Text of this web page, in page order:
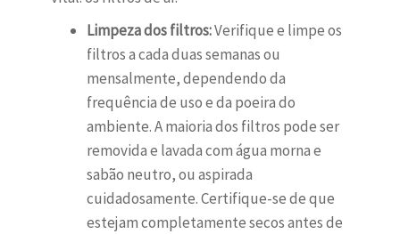
Limpeza dos filtros:Verifique e limpe os
filtros a cada duas semanas ou
mensalmente, dependendo da
frequência de uso e da poeira do
ambiente. A maioria dos filtros pode ser
removida e lavada com água morna e
sabão neutro, ou aspirada
cuidadosamente. Certifique-se de que
estejam completamente secos antes de